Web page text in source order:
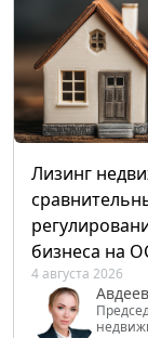
Лизинг
бизнеса на
4 августа 2026